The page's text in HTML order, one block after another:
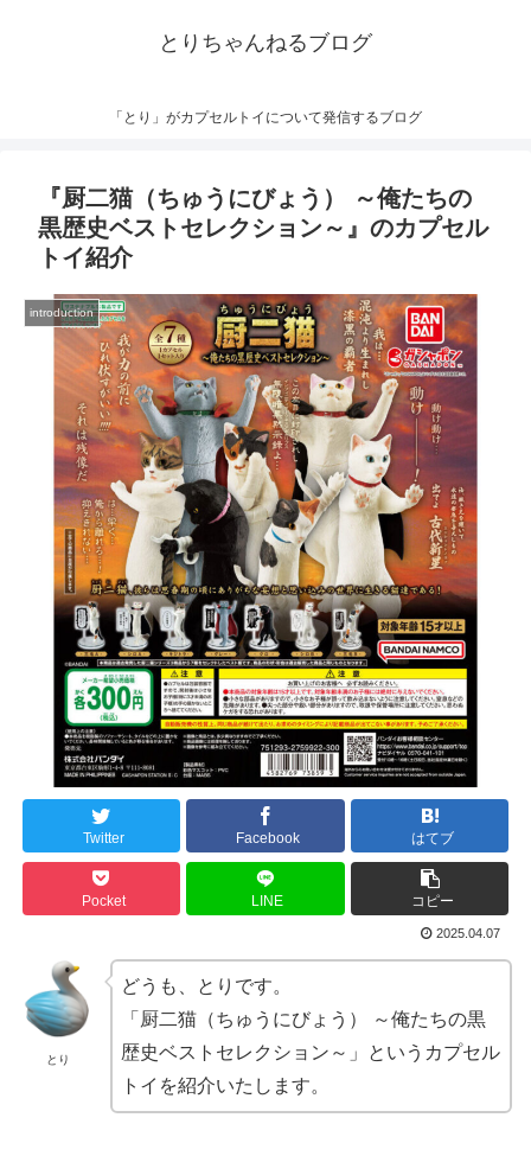
とりちゃんねるブログ
「とり」がカプセルトイについて発信するブログ
『厨二猫（ちゅうにびょう） ～俺たちの
黒歴史ベストセレクション～』のカプセル
トイ紹介
introduction
Twitter Facebook はてブ
Pocket LINE コピー
2025.04.07
とり
どうも、とりです。
「厨二猫（ちゅうにびょう） ～俺たちの黒
歴史ベストセレクション～」というカプセル
トイを紹介いたします。